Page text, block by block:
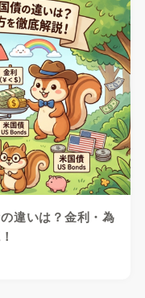
違いは？金利・為